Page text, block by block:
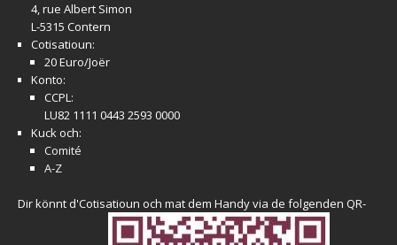
4, rue Albert Simon
L-5315 Contern
Cotisatioun:
20 Euro/Joër
Konto:
CCPL:
LU82 1111 0443 2593 0000
Kuck och:
Comité
A-Z
Dir könnt d'Cotisatioun och mat dem Handy via de folgenden QR-